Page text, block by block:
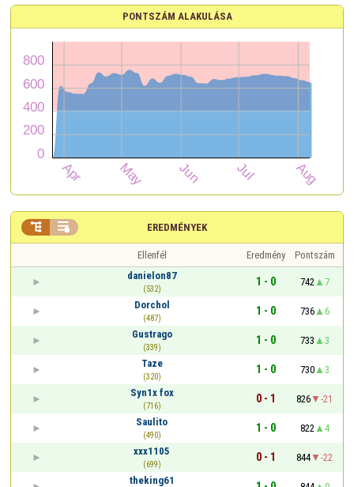
PONTSZÁM ALAKULÁSA
EREDMÉNYEK
 
Ellenfél Eredmény
Pontszám
danielon87
(532)
1 - 0 742
7
Dorchol
(487)
1 - 0 736
6
Gustrago
(339)
1 - 0 733
3
Taze
(320)
1 - 0 730
3
Syn1x fox
(716)
0 - 1 826
-21
Saulito
(490)
1 - 0 822
4
xxx1105
(699)
0 - 1 844
-22
theking61